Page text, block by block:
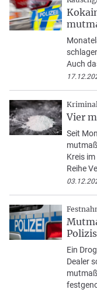
Auch
Vier
Seit
Kreis
Reihe
Ein
Dealer